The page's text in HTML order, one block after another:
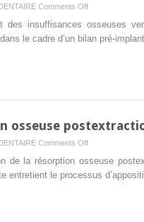
Comments Offon
insuffisances
des insuffisances osseuses
le cadre d’un bilan pré-
osseuse
Comments Offon
de la résorption osseuse
entretient le processus